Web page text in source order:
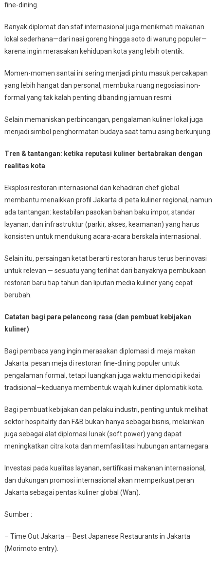
fine-dining.
Banyak diplomat dan staf internasional juga menikmati makanan
lokal sederhana—dari nasi goreng hingga soto di warung populer—
karena ingin merasakan kehidupan kota yang lebih otentik.
Momen-momen santai ini sering menjadi pintu masuk percakapan
yang lebih hangat dan personal, membuka ruang negosiasi non-
formal yang tak kalah penting dibanding jamuan resmi.
Selain memaniskan perbincangan, pengalaman kuliner lokal juga
menjadi simbol penghormatan budaya saat tamu asing berkunjung.
Tren & tantangan: ketika reputasi kuliner bertabrakan dengan
realitas kota
Eksplosi restoran internasional dan kehadiran chef global
membantu menaikkan profil Jakarta di peta kuliner regional, namun
ada tantangan: kestabilan pasokan bahan baku impor, standar
layanan, dan infrastruktur (parkir, akses, keamanan) yang harus
konsisten untuk mendukung acara-acara berskala internasional.
Selain itu, persaingan ketat berarti restoran harus terus berinovasi
untuk relevan — sesuatu yang terlihat dari banyaknya pembukaan
restoran baru tiap tahun dan liputan media kuliner yang cepat
berubah.
Catatan bagi para pelancong rasa (dan pembuat kebijakan
kuliner)
Bagi pembaca yang ingin merasakan diplomasi di meja makan
Jakarta: pesan meja di restoran fine-dining populer untuk
pengalaman formal, tetapi luangkan juga waktu mencicipi kedai
tradisional—keduanya membentuk wajah kuliner diplomatik kota.
Bagi pembuat kebijakan dan pelaku industri, penting untuk melihat
sektor hospitality dan F&B bukan hanya sebagai bisnis, melainkan
juga sebagai alat diplomasi lunak (soft power) yang dapat
meningkatkan citra kota dan memfasilitasi hubungan antarnegara.
Investasi pada kualitas layanan, sertifikasi makanan internasional,
dan dukungan promosi internasional akan memperkuat peran
Jakarta sebagai pentas kuliner global (Wan).
Sumber :
– Time Out Jakarta — Best Japanese Restaurants in Jakarta
(Morimoto entry).